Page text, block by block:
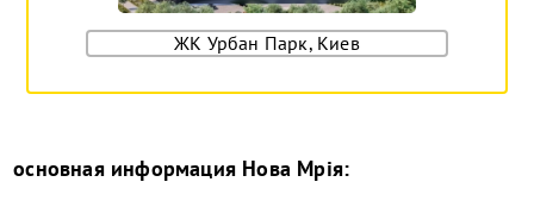
ЖК Урбан Парк, Киев
основная информация Нова Мрія: